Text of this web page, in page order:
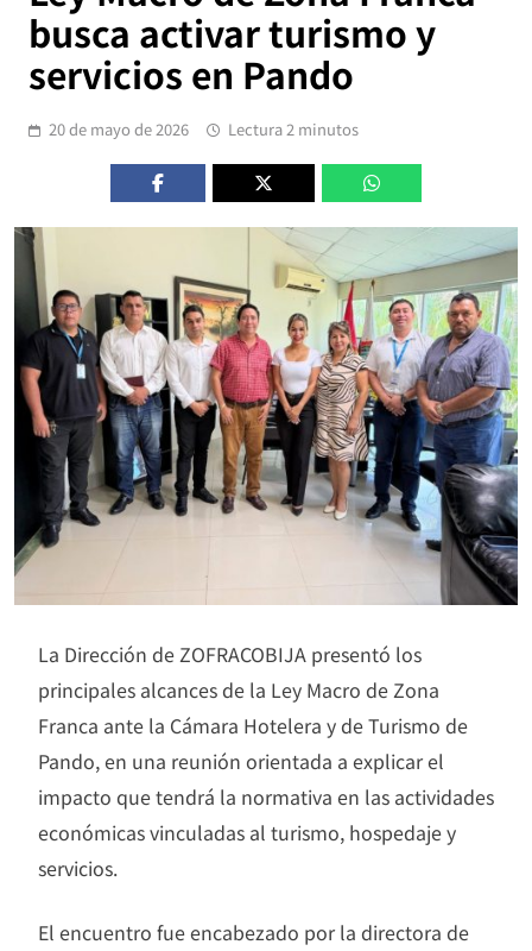
busca activar turismo y
servicios en Pando
20 de mayo de 2026 Lectura 2 minutos
La Dirección de ZOFRACOBIJA presentó los
principales alcances de la Ley Macro de Zona
Franca ante la Cámara Hotelera y de Turismo de
Pando, en una reunión orientada a explicar el
impacto que tendrá la normativa en las actividades
económicas vinculadas al turismo, hospedaje y
servicios.
El encuentro fue encabezado por la directora de